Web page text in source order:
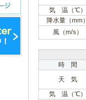
気 温（℃）
降水量（mm）
風（m/s）
時 間
天 気
気 温（℃）